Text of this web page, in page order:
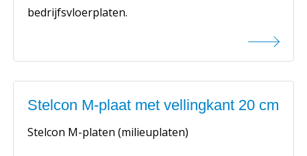
bedrijfsvloerplaten.
Stelcon M-plaat met vellingkant 20 cm
Stelcon M-platen (milieuplaten)